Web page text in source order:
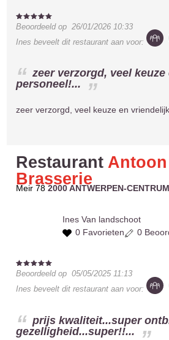
Beoordeeld op26/01/2026 10:33
Ines beveelt dit restaurant aan voor:
zeer verzorgd, veel
personeel!...
zeer verzorgd, veel keuze en
Restaurant
Brasserie
Meir 782000 ANTWERPEN-CENTRUM
Ines Van landschoot
0 Favorieten
0
Beoordeeld op05/05/2025 11:13
Ines beveelt dit restaurant aan voor:
prijs kwaliteit...super
gezelligheid...super!!...